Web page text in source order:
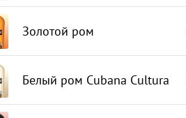
Золотой ром
Белый ром Cubana Cultura